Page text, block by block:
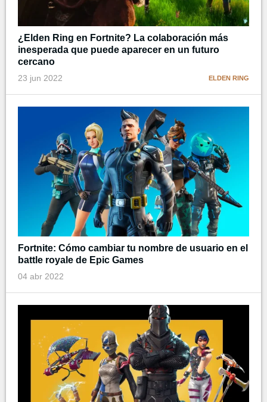
¿Elden Ring en Fortnite? La colaboración más
inesperada que puede aparecer en un futuro
cercano
23 jun 2022 ELDEN RING
Fortnite: Cómo cambiar tu nombre de usuario en el
battle royale de Epic Games
04 abr 2022